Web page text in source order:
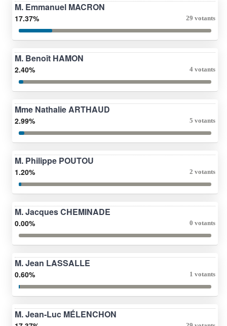
M. Emmanuel MACRON
17.37% 29 votants
M. Benoît HAMON
2.40% 4 votants
Mme Nathalie ARTHAUD
2.99% 5 votants
M. Philippe POUTOU
1.20% 2 votants
M. Jacques CHEMINADE
0.00% 0 votants
M. Jean LASSALLE
0.60% 1 votants
M. Jean-Luc MÉLENCHON